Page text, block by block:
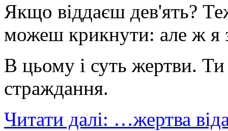
Якщо віддаєш дев'ять?
можеш крикнути: але ж я
В цьому і суть жертви.
страждання.
Читати далі: …жертва